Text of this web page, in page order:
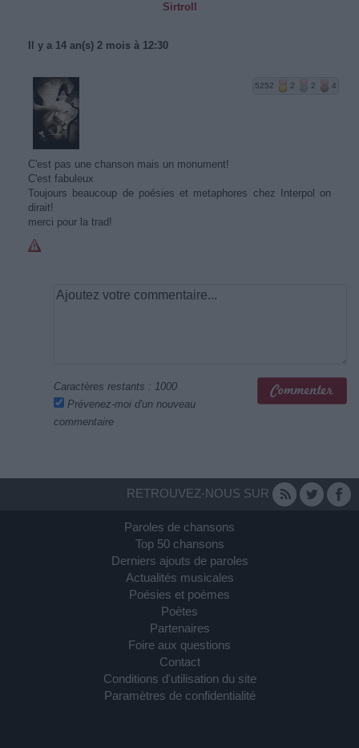
Sirtroll
Il y a 14 an(s) 2 mois à 12:30
5252 2 2 4
C'est pas une chanson mais un monument!
C'est fabuleux
Toujours beaucoup de poésies et metaphores chez Interpol on
dirait!
merci pour la trad!
Caractères restants : 1000
Prévenez-moi d'un nouveau
commentaire
RETROUVEZ-NOUS SUR
Paroles de chansons
Top 50 chansons
Derniers ajouts de paroles
Actualités musicales
Poésies et poèmes
Poètes
Partenaires
Foire aux questions
Contact
Conditions d'utilisation du site
Paramètres de confidentialité